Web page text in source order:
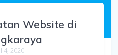
Website di
4, 2020